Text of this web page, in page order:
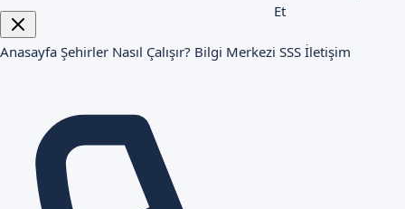
Et
Anasayfa Şehirler Nasıl Çalışır? Bilgi Merkezi SSS İletişim